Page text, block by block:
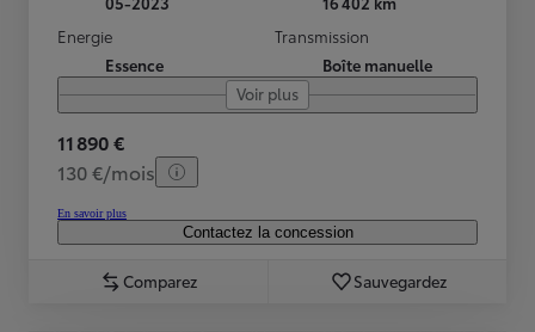
Energie
Essence
Transmission
Boîte manuelle
Voir plus
11 890 €
130 €/mois
En savoir plus
Contactez la concession
Comparez Sauvegardez